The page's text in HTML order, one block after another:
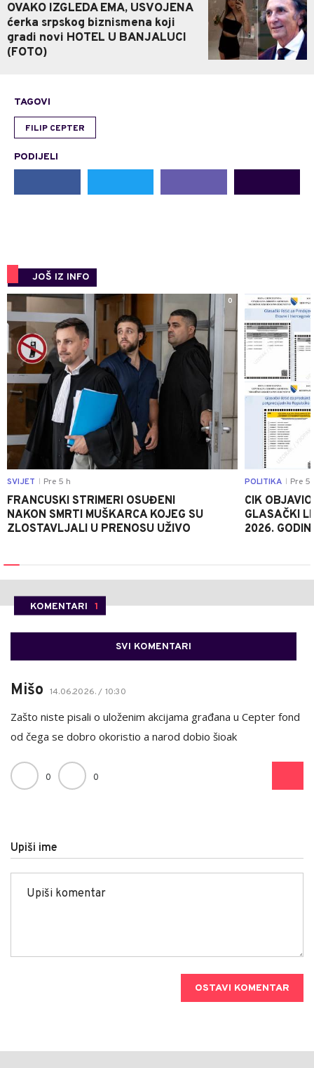
OVAKO IZGLEDA EMA, USVOJENA
ćerka srpskog biznismena koji
gradi novi HOTEL U BANJALUCI
(FOTO)
TAGOVI
FILIP CEPTER
PODIJELI
JOŠ IZ INFO
0
SVIJET Pre 5 h
FRANCUSKI STRIMERI OSUĐENI
NAKON SMRTI MUŠKARCA KOJEG SU
ZLOSTAVLJALI U PRENOSU UŽIVO
POLITIKA Pre 5
CIK
GLASAČKI
2026.
KOMENTARI 1
SVI KOMENTARI
Mišo 14.06.2026. / 10:30
Zašto niste pisali o uloženim akcijama građana u Cepter fond
od čega se dobro okoristio a narod dobio šioak
0 0
Upiši ime
OSTAVI KOMENTAR